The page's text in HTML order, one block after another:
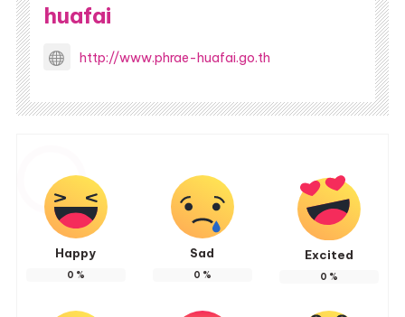
huafai
http://www.phrae-huafai.go.th
Happy
0 %
Sad
0 %
Excited
0 %